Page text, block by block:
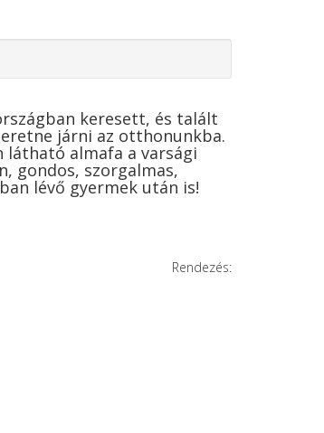
keresett, és talált
járni az otthonunkba.
látható almafa a varsági
gondos, szorgalmas,
lévő gyermek után is!
Rendezés: